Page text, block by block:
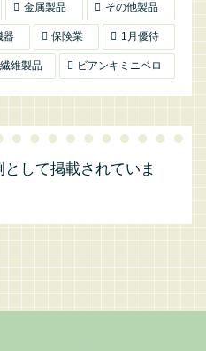
金属製品 その他製品
器 保険業 1月優待
繊維製品 ビアンキミニベロ
して掲載されていま